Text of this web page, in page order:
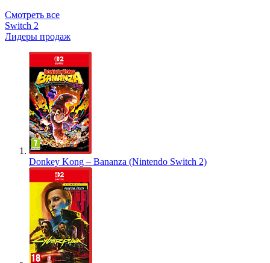
Смотреть все
Switch 2
Лидеры продаж
Donkey Kong – Bananza (Nintendo Switch 2)